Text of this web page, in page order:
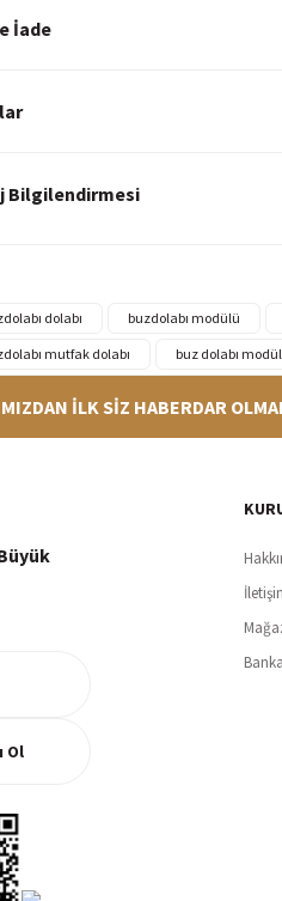
İade
Bilgilendirmesi
dolabı buzdolabı modülü
mutfak dolabı
buz dolabı
sürede hazırlanarak kargoya verilir
odaklı ve güvenilir hizmet
İLK SİZ HABERDAR
Ol